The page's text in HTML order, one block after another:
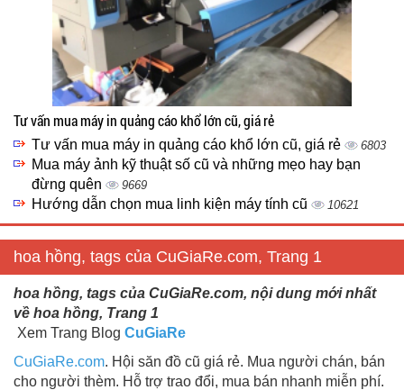
Tư vấn mua máy in quảng cáo khổ lớn cũ, giá rẻ
Tư vấn mua máy in quảng cáo khổ lớn cũ, giá rẻ 6803
Mua máy ảnh kỹ thuật số cũ và những mẹo hay bạn
đừng quên
9669
Hướng dẫn chọn mua linh kiện máy tính cũ 10621
hoa hồng, tags của CuGiaRe.com, Trang 1
hoa hồng, tags của CuGiaRe.com, nội dung mới nhất
về hoa hồng, Trang 1
Xem Trang Blog CuGiaRe
CuGiaRe.com. Hội săn đồ cũ giá rẻ. Mua người chán, bán
cho người thèm. Hỗ trợ trao đổi, mua bán nhanh miễn phí.